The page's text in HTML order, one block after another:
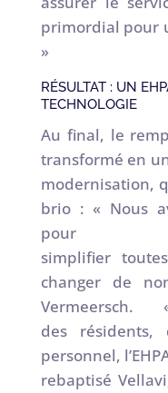
primordial pour
»
RÉSULTAT : UN
TECHNOLOGIE
Au final, le
transformé en
modernisation,
brio : « Nous
pour
simplifier
changer de
des
personnel,
rebaptisé